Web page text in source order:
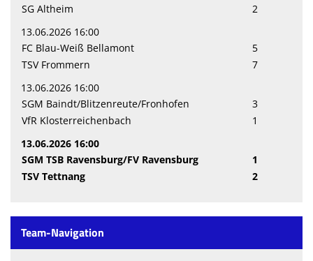
SG Altheim
2
13.06.2026 16:00
FC Blau-Weiß Bellamont
5
TSV Frommern
7
13.06.2026 16:00
SGM Baindt/Blitzenreute/Fronhofen
3
VfR Klosterreichenbach
1
13.06.2026 16:00
SGM TSB Ravensburg/FV Ravensburg
1
TSV Tettnang
2
Team-Navigation